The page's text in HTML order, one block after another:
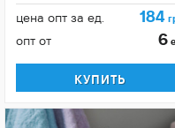
цена опт за ед. 184
опт от 6
КУПИТЬ